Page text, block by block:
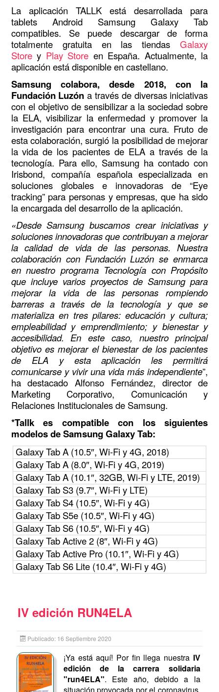
La aplicación TALLK está desarrollada para
tablets Android Samsung Galaxy Tab
compatibles. Se puede descargar de forma
totalmente gratuita en las tiendasGalaxy
Storey Play Store en España. Actualmente, la
aplicación está disponible en castellano.
Samsung colabora, desde 2018, con la
Fundación Luzón a través de diversas iniciativas
con el objetivo de sensibilizar a la sociedad sobre
la ELA, visibilizar la enfermedad y promover la
investigación para encontrar una cura. Fruto de
esta colaboración, surgió la posibilidad de mejorar
la vida de los pacientes de ELA a través de la
tecnología. Para ello, Samsung ha contado con
Irisbond, compañía española especializada en
soluciones globales e innovadoras de “Eye
tracking” para personas y empresas, que ha sido
la encargada del desarrollo de la aplicación.
«Desde Samsung buscamos crear iniciativas y
soluciones innovadoras que contribuyan a mejorar
la calidad de vida de las personas. Nuestra
colaboración con Fundación Luzón se enmarca
en nuestro programa Tecnología con Propósito
que incluye varios proyectos de Samsung para
mejorar la vida de las personas rompiendo
barreras a través de la tecnología y que se
materializa en tres pilares: educación y cultura;
empleabilidad y emprendimiento; y bienestar y
accesibilidad. En este caso, nuestro principal
objetivo es mejorar el bienestar de los pacientes
de ELA y esta aplicación les permitirá
comunicarse y vivir una vida más independiente”,
ha destacado Alfonso Fernández, director de
Marketing Corporativo, Comunicación y
Relaciones Institucionales de Samsung.
*Tallk es compatible con los siguientes
modelos de Samsung Galaxy Tab:
Galaxy Tab A (10.5″, Wi-Fi y 4G, 2018)
Galaxy Tab A (8.0″, Wi-Fi y 4G, 2019)
Galaxy Tab A (10.1″, 32GB, Wi-Fi y LTE, 2019)
Galaxy Tab S3 (9.7″, Wi-Fi y LTE)
Galaxy Tab S4 (10.5″, Wi-Fi y 4G)
Galaxy Tab S5e (10.5″, Wi-Fi y 4G)
Galaxy Tab S6 (10.5″, Wi-Fi y 4G)
Galaxy Tab Active 2 (8″, Wi-Fi y 4G)
Galaxy Tab Active Pro (10.1″, Wi-Fi y 4G)
Galaxy Tab S6 Lite (10.4″, Wi-Fi y 4G)
IV edición RUN4ELA
Publicado: 16 Septiembre 2020
¡Ya está aquí! Por fin llega nuestra IV
edición de la carrera solidaria
"run4ELA". Este año, debido a la
situación provocada por el coronavirus,